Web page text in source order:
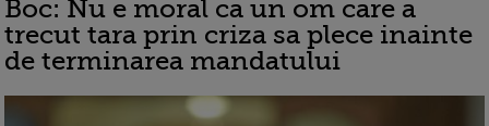
Boc: Nu e moral ca un om care a
trecut tara prin criza sa plece inainte
de terminarea mandatului